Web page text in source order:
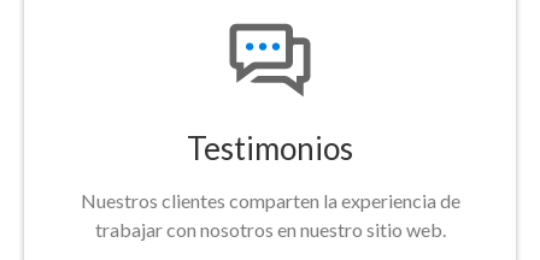
Testimonios
Nuestros clientes comparten la experiencia de
trabajar con nosotros en nuestro sitio web.